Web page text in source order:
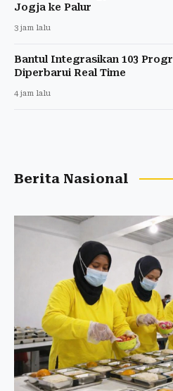
Jogja ke Palur
3 jam lalu
Bantul Integrasikan 103
Diperbarui Real Time
4 jam lalu
Berita Nasional